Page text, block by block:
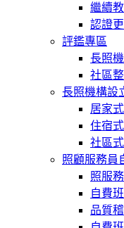
繼續
認證
評鑑專區
長照
社區
長照機構設
居家
住宿
社區
照顧服務員
照服
自費
品質